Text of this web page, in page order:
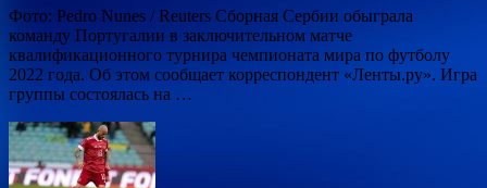
Фото: Pedro Nunes / Reuters Сборная Сербии обыграла
команду Португалии в заключительном матче
квалификационного турнира чемпионата мира по футболу
2022 года. Об этом сообщает корреспондент «Ленты.ру». Игра
группы состоялась на …